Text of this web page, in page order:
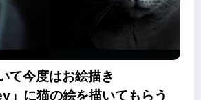
て今度はお絵描き
に猫の絵を描いてもらう